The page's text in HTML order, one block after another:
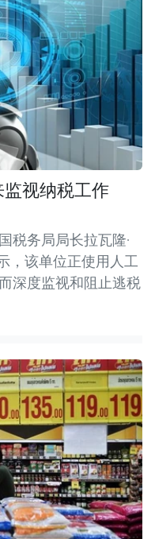
视纳税工作
税务局局长拉瓦隆·
，该单位正使用人工
深度监视和阻止逃税